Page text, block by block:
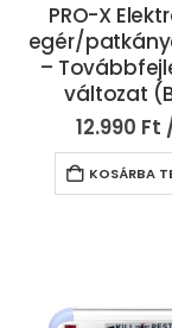
PRO-X
egér/
–
változat
12.990 Ft
KOSÁRBA